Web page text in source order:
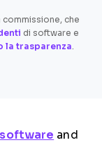
commissione, che
di software e
la trasparenza.
and